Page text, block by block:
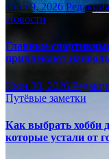
Июл 9, 2026 Редакция
Новости
Главные
привлекают
Июн 30, 2026
Путёвые заметки
Как выбрать хобби
которые устали от